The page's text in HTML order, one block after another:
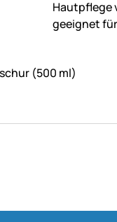
(500 ml)